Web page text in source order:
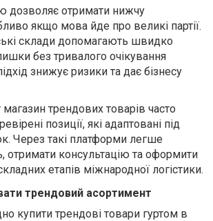
дозволяє отримати нижчу
якщо мова йде про великі партії.
склади допомагають швидко
без тривалого очікування
знижує ризики та дає бізнесу
трендових товарів часто
позиції, які адаптовані під
Через такі платформи легше
отримати консультацію та оформити
етапів міжнародної логістики.
трендовий асортимент
купити трендові товари гуртом в